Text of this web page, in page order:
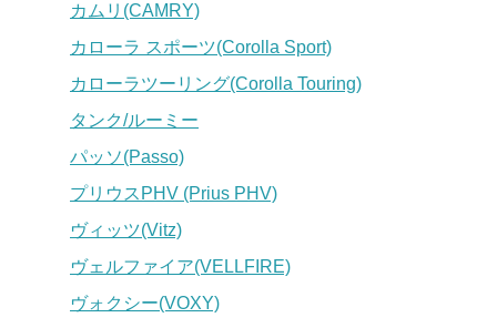
カムリ(CAMRY)
カローラ スポーツ(Corolla Sport)
カローラツーリング(Corolla Touring)
タンク/ルーミー
パッソ(Passo)
プリウスPHV (Prius PHV)
ヴィッツ(Vitz)
ヴェルファイア(VELLFIRE)
ヴォクシー(VOXY)